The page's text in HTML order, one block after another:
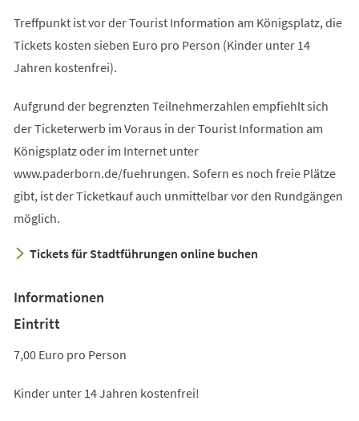
Treffpunkt ist vor der Tourist Information am Königsplatz, die
Tickets kosten sieben Euro pro Person (Kinder unter 14
Jahren kostenfrei).
Aufgrund der begrenzten Teilnehmerzahlen empfiehlt sich
der Ticketerwerb im Voraus in der Tourist Information am
Königsplatz oder im Internet unter
www.paderborn.de/fuehrungen. Sofern es noch freie Plätze
gibt, ist der Ticketkauf auch unmittelbar vor den Rundgängen
möglich.
Tickets für Stadtführungen online buchen
Informationen
Eintritt
7,00 Euro pro Person
Kinder unter 14 Jahren kostenfrei!